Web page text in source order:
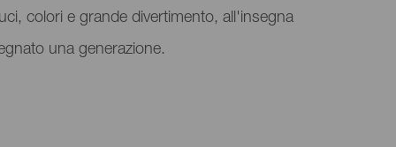
colori e grande divertimento, all'insegna
una generazione.